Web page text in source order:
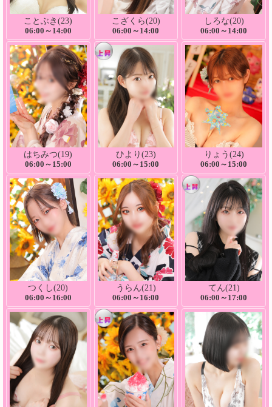
ことぶき(23)
06:00～14:00
こざくら(20)
06:00～14:00
しろな(20)
06:00～14:00
はちみつ(19)
06:00～15:00
ひより(23)
06:00～15:00
りょう(24)
06:00～15:00
つくし(20)
06:00～16:00
うらん(21)
06:00～16:00
てん(21)
06:00～17:00